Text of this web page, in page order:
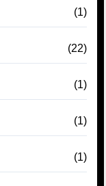
(1)
(22)
(1)
(1)
(1)